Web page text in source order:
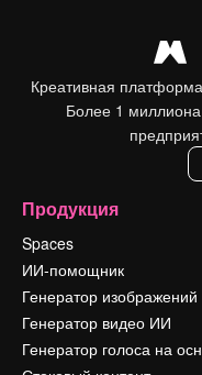
Креативная
Более 1 миллиона
Продукция
Spaces
ИИ-помощник
Генератор
Генератор видео ИИ
Генератор голоса на